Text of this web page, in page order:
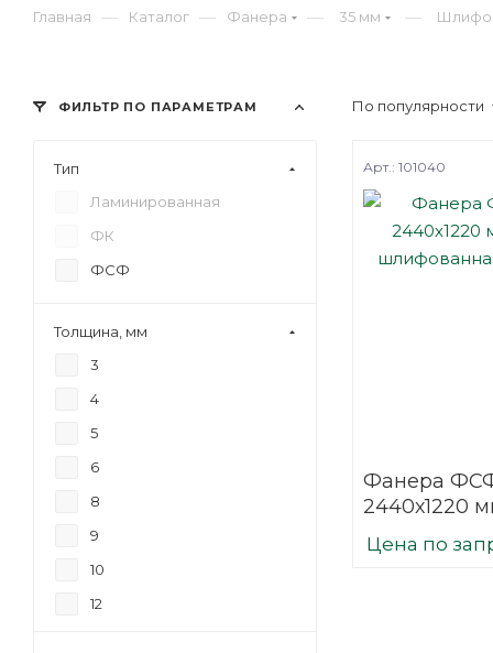
Главная — Каталог — Фанера — 35 мм —
По популярности
Фанера
2440х1220
березовая
Арт.: 101040
Цена по
ФИЛЬТР ПО ПАРАМЕТРАМ
Тип
Ламинированная
ФК
ФСФ
Толщина, мм
3
4
5
6
8
9
10
12